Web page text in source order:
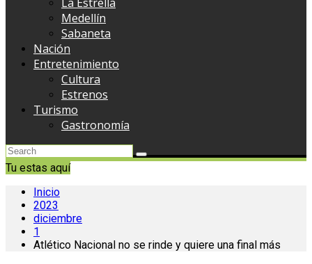
Medellín
Sabaneta
Nación
Entretenimiento
Cultura
Estrenos
Turismo
Gastronomía
Tu estas aquí
Inicio
2023
diciembre
1
Atlético Nacional no se rinde y quiere una final más